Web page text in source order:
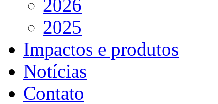
2026
2025
Impactos e produtos
Notícias
Contato